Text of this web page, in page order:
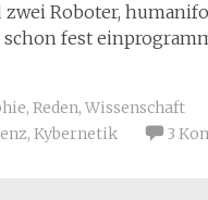
Roboter,
schon fest
, Reden, Wissenschaft
, Kybernetik 3